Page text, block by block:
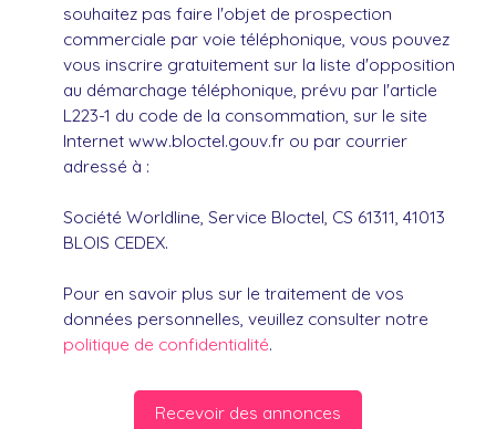
souhaitez pas faire l'objet de prospection
commerciale par voie téléphonique, vous pouvez
vous inscrire gratuitement sur la liste d'opposition
au démarchage téléphonique, prévu par l'article
L223-1 du code de la consommation, sur le site
Internet www.bloctel.gouv.fr ou par courrier
adressé à :
Société Worldline, Service Bloctel, CS 61311, 41013
BLOIS CEDEX.
Pour en savoir plus sur le traitement de vos
données personnelles, veuillez consulter notre
politique de confidentialité.
Recevoir des annonces